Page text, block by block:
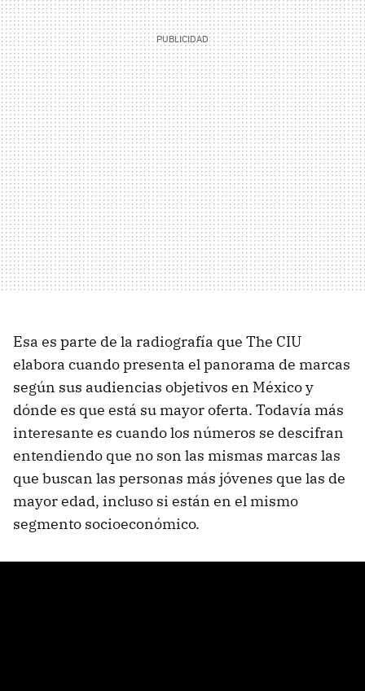
Esa es parte de la radiografía que The CIU
elabora cuando presenta el panorama de marcas
según sus audiencias objetivos en México y
dónde es que está su mayor oferta. Todavía más
interesante es cuando los números se descifran
entendiendo que no son las mismas marcas las
que buscan las personas más jóvenes que las de
mayor edad, incluso si están en el mismo
segmento socioeconómico.